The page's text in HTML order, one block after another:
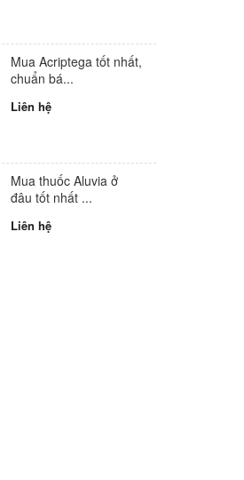
Mua Acriptega tốt nhất,
chuẩn bá...
Liên hệ
Mua thuốc Aluvia ở
đâu tốt nhất ...
Liên hệ